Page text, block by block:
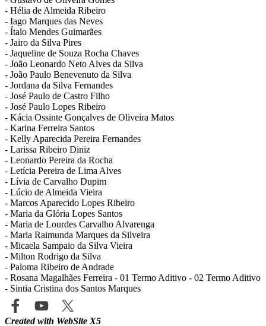
- Hélia de Almeida Ribeiro
- Iago Marques das Neves
- Ítalo Mendes Guimarães
- Jairo da Silva Pires
- Jaqueline de Souza Rocha Chaves
- João Leonardo Neto Alves da Silva
- João Paulo Benevenuto da Silva
- Jordana da Silva Fernandes
- José Paulo de Castro Filho
- José Paulo Lopes Ribeiro
- Kácia Ossinte Gonçalves de Oliveira Matos
- Karina Ferreira Santos
- Kelly Aparecida Pereira Fernandes
- Larissa Ribeiro Diniz
- Leonardo Pereira da Rocha
- Letícia Pereira de Lima Alves
- Lívia de Carvalho Dupim
- Lúcio de Almeida Vieira
- Marcos Aparecido Lopes Ribeiro
- Maria da Glória Lopes Santos
- Maria de Lourdes Carvalho Alvarenga
- Maria Raimunda Marques da Silveira
- Micaela Sampaio da Silva Vieira
- Milton Rodrigo da Silva
- Paloma Ribeiro de Andrade
- Rosana Magalhães Ferreira - 01 Termo Aditivo - 02 Termo Aditivo
- Sintia Cristina dos Santos Marques
Created with WebSite X5